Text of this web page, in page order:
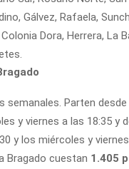
Gálvez, Rafaela,
Dora, Herrera, La
semanales. Parten desde
y viernes a las 18:35 y
y los miércoles y
Bragado cuestan 1.405